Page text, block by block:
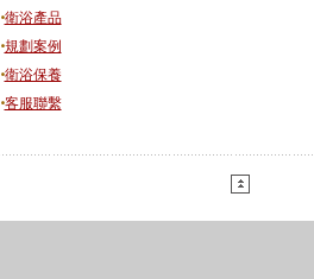
‧衛浴產品
‧規劃案例
‧衛浴保養
‧客服聯繫